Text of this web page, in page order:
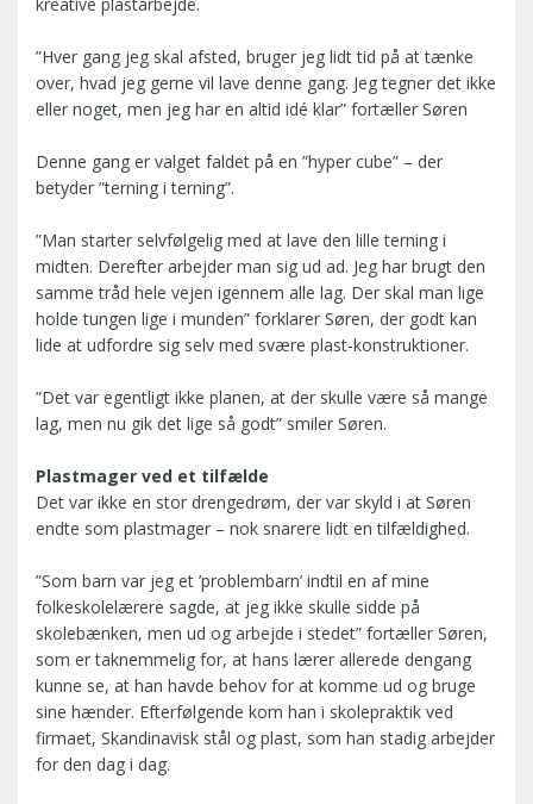
”Hver gang jeg skal afsted, bruger jeg lidt tid på at tænke
over, hvad jeg gerne vil lave denne gang. Jeg tegner det ikke
eller noget, men jeg har en altid idé klar” fortæller Søren
Denne gang er valget faldet på en ”hyper cube” – der
betyder ”terning i terning”.
”Man starter selvfølgelig med at lave den lille terning i
midten. Derefter arbejder man sig ud ad. Jeg har brugt den
samme tråd hele vejen igennem alle lag. Der skal man lige
holde tungen lige i munden” forklarer Søren, der godt kan
lide at udfordre sig selv med svære plast-konstruktioner.
”Det var egentligt ikke planen, at der skulle være så mange
lag, men nu gik det lige så godt” smiler Søren.
Plastmager ved et tilfælde
Det var ikke en stor drengedrøm, der var skyld i at Søren
endte som plastmager – nok snarere lidt en tilfældighed.
”Som barn var jeg et ’problembarn’ indtil en af mine
folkeskolelærere sagde, at jeg ikke skulle sidde på
skolebænken, men ud og arbejde i stedet” fortæller Søren,
som er taknemmelig for, at hans lærer allerede dengang
kunne se, at han havde behov for at komme ud og bruge
sine hænder. Efterfølgende kom han i skolepraktik ved
firmaet, Skandinavisk stål og plast, som han stadig arbejder
for den dag i dag.